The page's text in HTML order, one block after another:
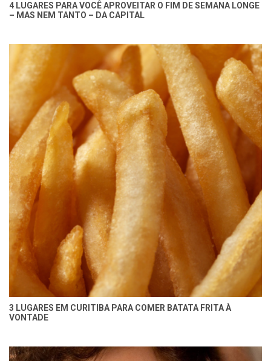
4 LUGARES PARA VOCÊ APROVEITAR O FIM DE SEMANA LONGE
– MAS NEM TANTO – DA CAPITAL
3 LUGARES EM CURITIBA PARA COMER BATATA FRITA À
VONTADE